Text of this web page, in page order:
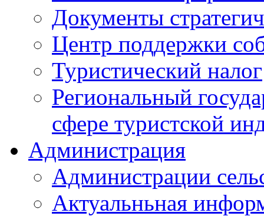
Документы
Центр поддержки
Туристический налог
Региональный
сфере туристской
Администрация
Администрации
Актуальньная